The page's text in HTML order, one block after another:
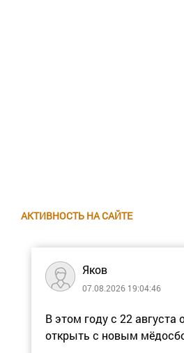
АКТИВНОСТЬ НА САЙТЕ
Яков
07.08.2026 19:04:46
В этом году с 22
открыть с новым